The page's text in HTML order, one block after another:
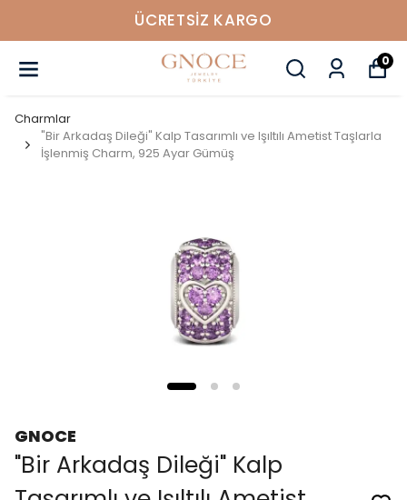
ÜCRETSIZ KARGO
0
Charmlar
"Bir Arkadaş Dileği" Kalp Tasarımlı ve Işıltılı Ametist Taşlarla
İşlenmiş Charm, 925 Ayar Gümüş
GNOCE
"Bir Arkadaş Dileği" Kalp